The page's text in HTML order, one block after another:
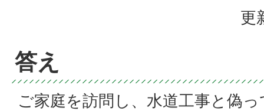
更
答え
ご家庭を訪問し、水道工事と偽